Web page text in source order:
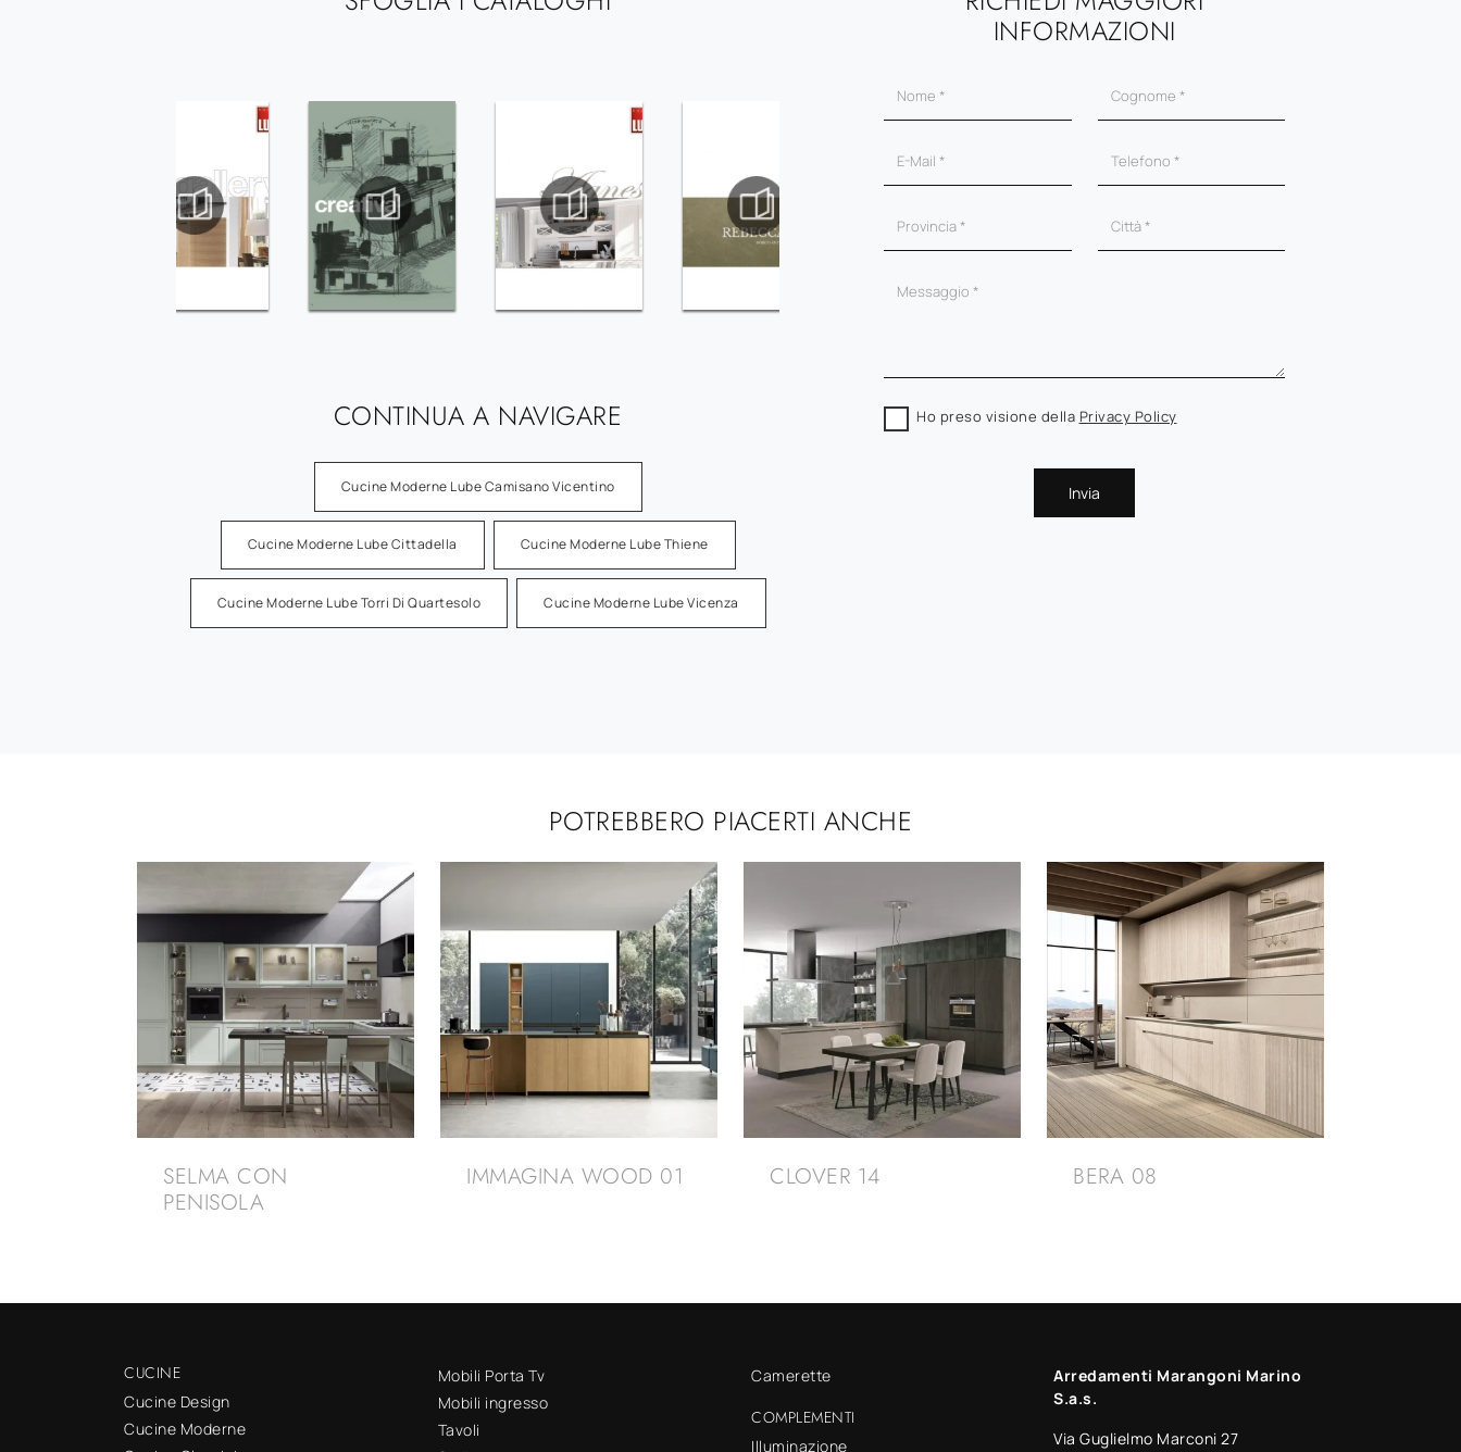
CONTINUA A NAVIGARE
Cucine Moderne Lube Camisano Vicentino
Cucine Moderne Lube Cittadella Cucine Moderne Lube Thiene
Cucine Moderne Lube Torri Di Quartesolo Cucine Moderne Lube Vicenza
INFORMAZIONI
Ho preso visione della Privacy Policy
Invia
POTREBBERO PIACERTI ANCHE
SELMA CON
PENISOLA
IMMAGINA WOOD 01 CLOVER 14 BERA 08
CUCINE
Cucine Design
Cucine Moderne
Mobili Porta Tv
Mobili ingresso
Tavoli
Camerette
COMPLEMENTI
Illuminazione
Arredamenti Marangoni Marino
S.a.s.
Via Guglielmo Marconi 27